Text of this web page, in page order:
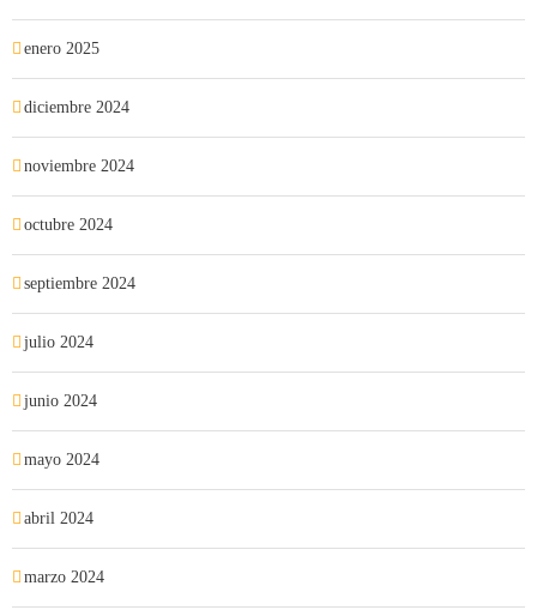
enero 2025
diciembre 2024
noviembre 2024
octubre 2024
septiembre 2024
julio 2024
junio 2024
mayo 2024
abril 2024
marzo 2024